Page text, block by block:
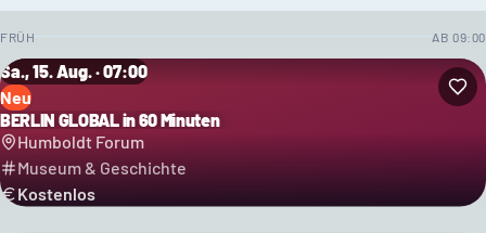
FRÜH AB 09:00
Sa., 15. Aug. · 07:00
Neu
BERLIN GLOBAL in 60 Minuten
Humboldt Forum
Museum & Geschichte
Kostenlos